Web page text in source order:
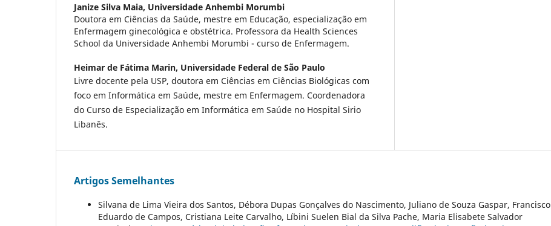
Janize Silva Maia, Universidade Anhembi Morumbi
Doutora em Ciências da Saúde, mestre em Educação, especialização em
Enfermagem ginecológica e obstétrica. Professora da Health Sciences
School da Universidade Anhembi Morumbi - curso de Enfermagem.
Heimar de Fátima Marin, Universidade Federal de São Paulo
Livre docente pela USP, doutora em Ciências em Ciências Biológicas com
foco em Informática em Saúde, mestre em Enfermagem. Coordenadora
do Curso de Especialização em Informática em Saúde no Hospital Sirio
Libanês.
Artigos Semelhantes
Silvana de Lima Vieira dos Santos, Débora Dupas Gonçalves do Nascimento, Juliano de Souza Gaspar, Francisco
Eduardo de Campos, Cristiana Leite Carvalho, Líbini Suelen Bial da Silva Pache, Maria Elisabete Salvador